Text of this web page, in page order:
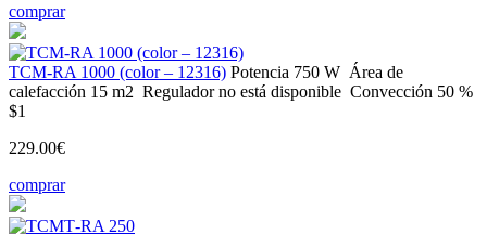
comprar
ТСМ-RA 1000 (color – 12316) Potencia 750 W Área de
calefacción 15 m2 Regulador no está disponible Convección 50 %
$1
229.00€
comprar